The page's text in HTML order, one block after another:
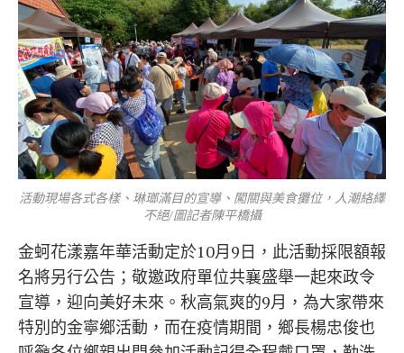
活動現場各式各樣、琳瑯滿目的宣導、闖關與美食攤位，人潮絡繹
不絕/圖記者陳平橋攝
金蚵花漾嘉年華活動定於10月9日，此活動採限額報
名將另行公告；敬邀政府單位共襄盛舉一起來政令
宣導，迎向美好未來。秋高氣爽的9月，為大家帶來
特別的金寧鄉活動，而在疫情期間，鄉長楊忠俊也